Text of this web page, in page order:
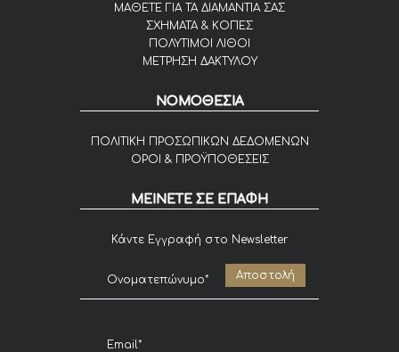
ΜΑΘΕΤΕ ΓΙΑ ΤΑ ΔΙΑΜΑΝΤΙΑ ΣΑΣ
ΣΧΗΜΑΤΑ & ΚΟΠΕΣ
ΠΟΛΥΤΙΜΟΙ ΛΙΘΟΙ
ΜΕΤΡΗΣΗ ΔΑΚΤΥΛΟΥ
ΝΟΜΟΘΕΣΙΑ
ΠΟΛΙΤΙΚΗ ΠΡΟΣΩΠΙΚΩΝ ΔΕΔΟΜΕΝΩΝ
ΟΡΟΙ & ΠΡΟΫΠΟΘΕΣΕΙΣ
ΜΕΙΝΕΤΕ ΣΕ ΕΠΑΦΗ
Κάντε Εγγραφή στο Newsletter